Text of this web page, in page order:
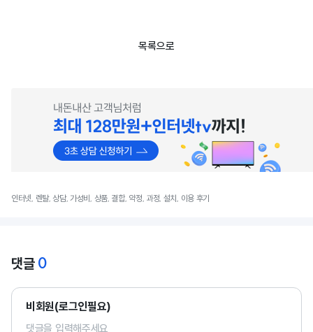
목록으로
인터넷, 렌탈, 상담, 가성비, 상품, 결합, 약정, 과정, 설치, 이용 후기
댓글 0
비회원(로그인필요)